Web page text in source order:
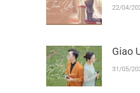
22/04/
Giao
31/05/